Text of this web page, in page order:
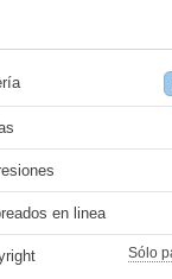
en linea
Sólo